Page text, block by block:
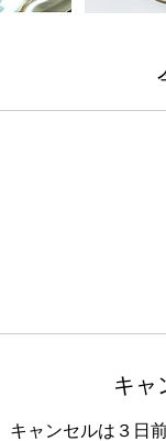
キャ
キャンセルは３日